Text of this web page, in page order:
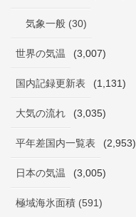
気象一般 (30)
世界の気温 (3,007)
国内記録更新表 (1,131)
大気の流れ (3,035)
平年差国内一覧表 (2,953)
日本の気温 (3,005)
極域海氷面積 (591)